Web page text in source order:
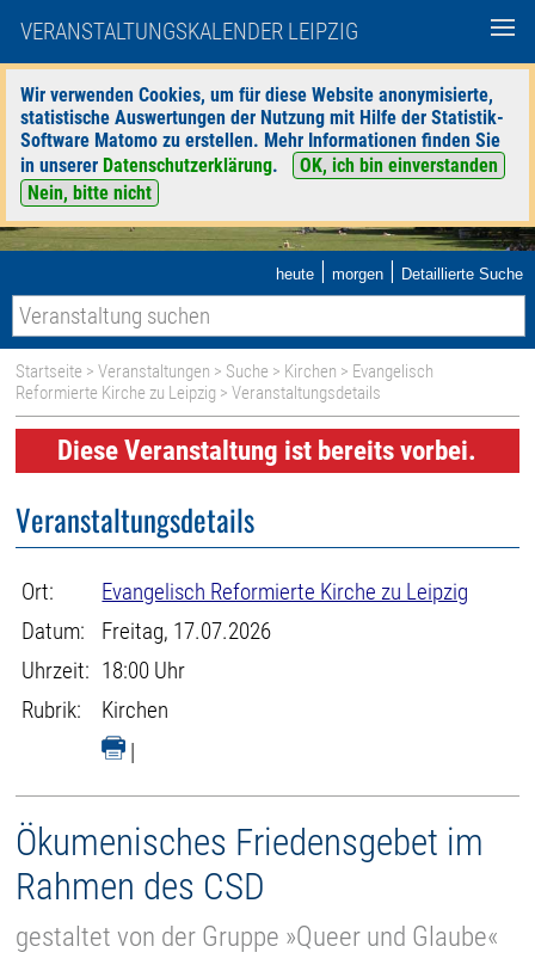
VERANSTALTUNGSKALENDER LEIPZIG
Wir verwenden Cookies, um für diese Website anonymisierte,
statistische Auswertungen der Nutzung mit Hilfe der Statistik-
Software Matomo zu erstellen. Mehr Informationen finden Sie
in unserer Datenschutzerklärung.
OK, ich bin einverstanden
Nein, bitte nicht
heute | morgen | Detaillierte Suche
Startseite >Veranstaltungen > Suche > Kirchen > Evangelisch
Reformierte Kirche zu Leipzig > Veranstaltungsdetails
Diese Veranstaltung ist bereits vorbei.
Veranstaltungsdetails
Ort:
Evangelisch Reformierte Kirche zu Leipzig
Datum:
Freitag, 17.07.2026
Uhrzeit: 18:00 Uhr
Rubrik:
Kirchen
|
Ökumenisches Friedensgebet im
Rahmen des CSD
gestaltet von der Gruppe »Queer und Glaube«